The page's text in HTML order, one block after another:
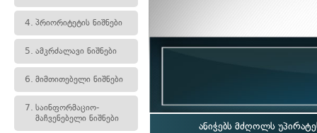
4. პრიორიტეტის ნიშნები
5. ამკრძალავი ნიშნები
6. მიმთითებელი ნიშნები
7. საინფორმაციო-
მაჩვენებელი ნიშნები
ანიჭებს მძღოლს